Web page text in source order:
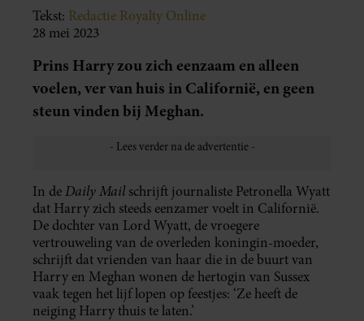
Tekst: Redactie Royalty Online
28 mei 2023
Prins Harry zou zich eenzaam en alleen
voelen, ver van huis in Californië, en geen
steun vinden bij Meghan.
In deDaily Mailschrijft journaliste Petronella Wyatt
dat Harry zich steeds eenzamer voelt in Californië.
De dochter van Lord Wyatt, de vroegere
vertrouweling van de overleden koningin-moeder,
schrijft dat vrienden van haar die in de buurt van
Harry en Meghan wonen de hertogin van Sussex
vaak tegen het lijf lopen op feestjes: ‘Ze heeft de
neiging Harry thuis te laten.’